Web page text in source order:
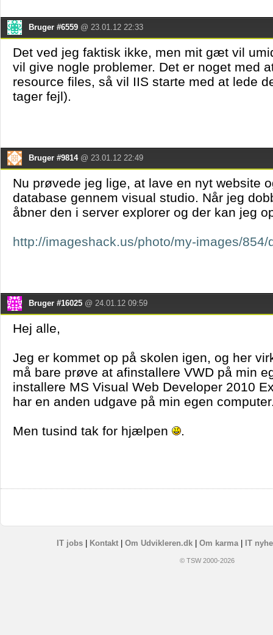
Bruger #6559 @ 23.01.12 22:33
Det ved jeg faktisk ikke, men mit gæt vil
vil give nogle problemer. Det er noget med
resource files, så vil IIS starte med at lede
tager fejl).
Bruger #9814 @ 23.01.12 22:49
Nu prøvede jeg lige, at lave en nyt website
database gennem visual studio. Når jeg
åbner den i server explorer og der kan jeg
http://imageshack.us/photo/my-images/854/
Bruger #16025 @ 24.01.12 09:59
Hej alle,
Jeg er kommet op på skolen igen, og her
må bare prøve at afinstallere VWD på min
installere MS Visual Web Developer 2010
har en anden udgave på min egen
Men tusind tak for hjælpen .
IT jobs| Kontakt| Om Udvikleren.dk| Om karma| IT
© TSW 2000-2026